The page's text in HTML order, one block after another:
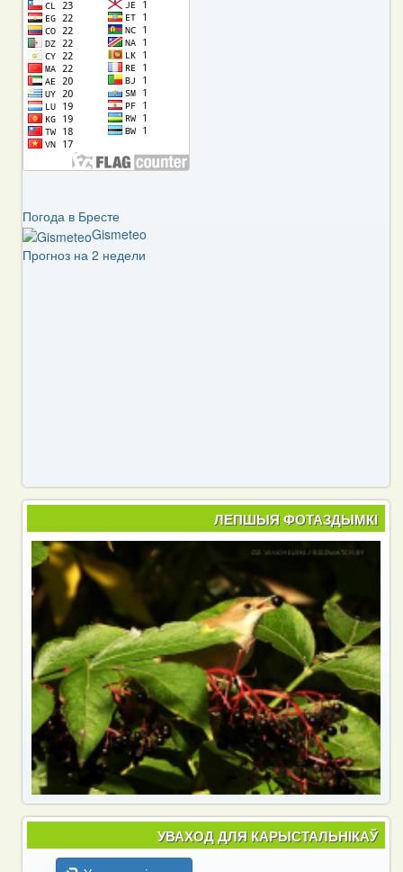
Погода в Бресте
Gismeteo
Прогноз на 2 недели
ЛЕПШЫЯ ФОТАЗДЫМКІ
УВАХОД ДЛЯ КАРЫСТАЛЬНІКАЎ